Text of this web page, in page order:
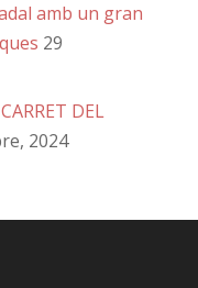
amb un gran
29
DEL
2024